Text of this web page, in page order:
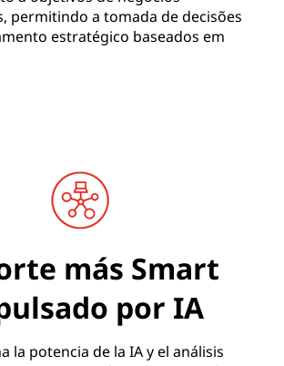
permitindo a tomada de decisões
estratégico baseados em
más Smart
por IA
la potencia de la IA y el análisis